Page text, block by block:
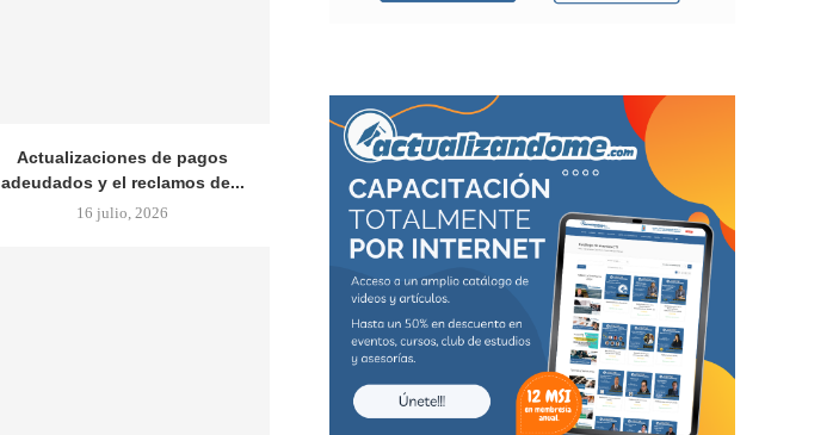
Actualizaciones de pagos
adeudados y el reclamos de...
16 julio, 2026